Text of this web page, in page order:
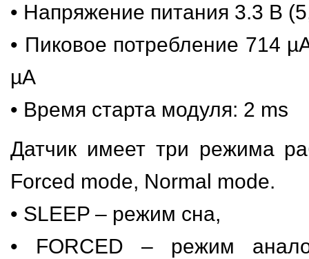
• Напряжение питания 3.3 В
• Пиковое потребление 714
µA
• Время старта модуля: 2 ms
Датчик имеет три режима
Forced mode, Normal mode.
• SLEEP – режим сна,
• FORCED – режим